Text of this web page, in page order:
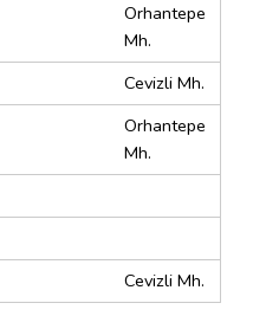
Orhantepe
Mh.
Cevizli Mh.
Orhantepe
Mh.
Cevizli Mh.